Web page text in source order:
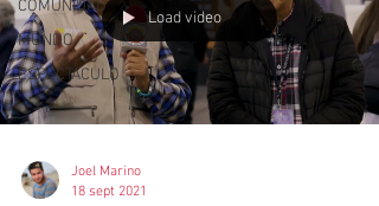
COMUNIDAD
MUNDO
ESPECTÀCULO
Load video
Joel Marino
18 sept 2021